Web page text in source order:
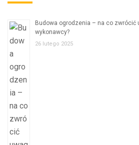
Budowa ogrodzenia – na co zwrócić
wykonawcy?
26 lutego 2025